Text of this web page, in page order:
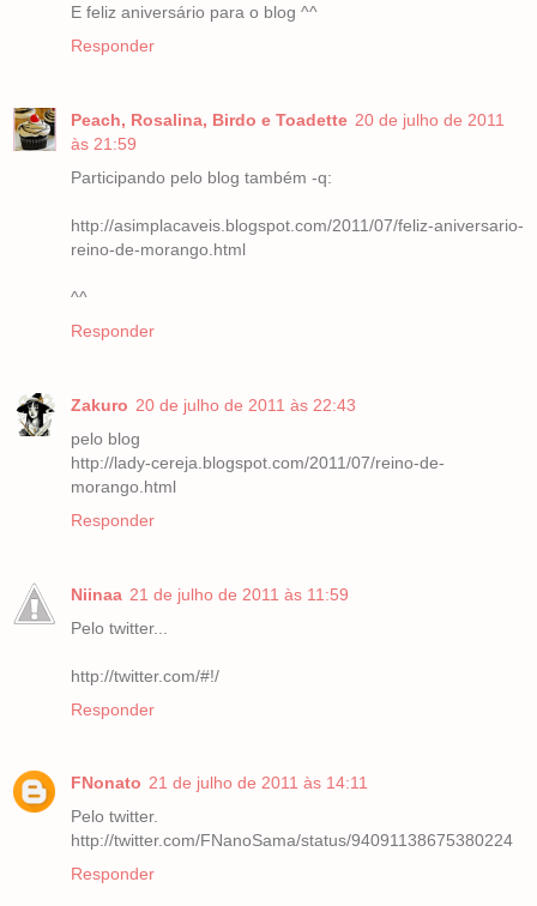
E feliz aniversário para o blog ^^
Responder
Peach, Rosalina, Birdo e Toadette 20 de julho de 2011
às 21:59
Participando pelo blog também -q:
http://asimplacaveis.blogspot.com/2011/07/feliz-aniversario-
reino-de-morango.html
^^
Responder
Zakuro 20 de julho de 2011 às 22:43
pelo blog
http://lady-cereja.blogspot.com/2011/07/reino-de-
morango.html
Responder
Niinaa 21 de julho de 2011 às 11:59
Pelo twitter...
http://twitter.com/#!/
Responder
FNonato 21 de julho de 2011 às 14:11
Pelo twitter.
http://twitter.com/FNanoSama/status/94091138675380224
Responder